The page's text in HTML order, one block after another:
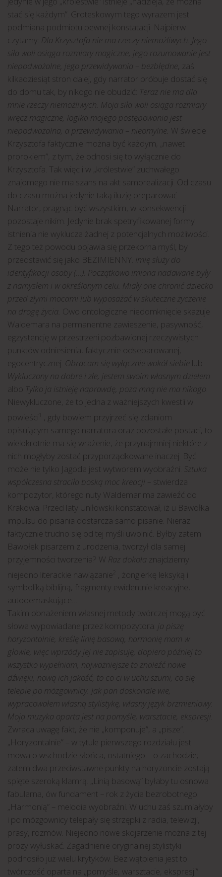
stać się każdym”. Groteskowym tego wyrazem jest
podmiana podmiotu pewnej konstatacji. Najpierw
czytamy: Dla Krzysztofa nie ma rzeczy niemożliwych. Jego
siła woli osiąga rozmiary magiczne, jego rozumowanie jest
niepodważalne, jego przewidywania – bezbłędne , zaś
kilkadziesiąt stron dalej, gdy narrator próbuje dostać się
do domu tak, by nikogo nie obudzić: Teraz nie ma dla
mnie rzeczy niemożliwych. Moja siła woli osiąga rozmiary
wręcz magiczne, logika mojego postępowania jest
niepodważalna, a przewidywania – nieomylne. W świecie
Krzysztofa faktycznie można być każdym, „nawet
prorokiem”, z tym, że odnosi się to wyłącznie do
Krzysztofa. Tak więc i w „królestwie” zuchwałego
znajomego nie ma szans na akt samorealizacji. Od czasu
do czasu można jedynie taką iluzję preparować.
Narrator, pragnąc być wszystkim, w konsekwencji
pozostaje nikim. Jedynie brak spetryfikowanej formy
istnienia nie wyklucza żadnej z potencjalnych możliwości.
Z tego też powodu pojawia się przekorna myśl, by
przedstawić się jako BEZIMIENNY. Imię służy do
identyfikacji osoby (…). Początkowo imiona nadawane były
z namysłem i w określonym celu. Miały one chronić dziecko
przed złymi mocami lub wyposażać w skuteczne życzenie
na drogę życia. Owo ontologiczne niedomknięcie skazuje
Waldemara na permanentne zawieszenie, pasywność,
egzystencję w przestrzeni pozbawionej rzeczywistych
punktów odniesienia, faktycznie odseparowanej,
egocentrycznej: Obracam się wyłącznie wokół siebie lub
Wykluczony na dobre i złe, jestem swoim własnym dziełem
albo Tylko ja istnieję naprawdę, poza mną nie ma nikogo
Niewykluczone, że to jedna z ważniejszych kwestii w
powieści
, gdy bowiem przyjrzeć się zdaniom
opisującym samego narratora oraz pozostałe postaci, to
wielokrotnie ma się wrażenie, że przynajmniej niektóre z
nich mogłyby zostać przyporządkowane inaczej. Być
może nie tylko Jagoda jest wytworem wyobraźni. Sztuka
współczesna straciła boską moc kreacji – stwierdza
kompozytor, którego nuty Waldemar ma zawieźć do
Krakowa. Przed laty Uniłowski konstatował, iż u Bawołka
impulsu do pisania dostarcza samo pisanie. Nieraz
faktycznie trudno się od tej myśli uwolnić. Byłby zatem
Bawołek pisarzem z urodzenia, tworzył dla samej
przyjemności tworzenia? W Raz dokoła znajdziemy
niejedno literackie nawiązanie
, żonglerkę leksyką i
symboliką biblijną, fragmenty ewidentnie kreacyjne,
autodemaskujące…
Takim obnażeniem własnej metody twórczej mogą być
słowa wypowiadane przez kompozytora: ja piszę
horyzontalnie, kreślę linię basową, harmonię mam w
głowie, więc wprzódy jej nie zapisuję, dopiero później to
wszystko wypełniam, najważniejsze to znaleźć nowe
dźwięki, nową ich jakość, to co ci w uchu szumi, co się
telepie po mózgownicy. Jak pan doskonale wie,
wypracowałem własną stylistykę, własny język brzmieniowy.
Moja muzyka oparta jest na pomyśle, warsztacie, ekspresji.
Zwraca uwagę fakt, że nie „komponuje”, a „pisze”.
„Horyzontalnie” – w tytule pierwszego rozdziału jest
mowa o wschodzie słońca, ostatniego – o zachodzie;
zatem dwa przeciwstawne punkty na horyzoncie zostają
spięte szeroką klamrą. „Linią basową” byłaby tu osnowa
fabularna, ów fundament – rok z życia bezrobotnego.
„Harmonią” – melodia wyobraźni. W uchu zaś szumiałyby
i po mózgownicy telepały się strzępki z radia, telewizji,
prasy, rozmów. Niejedno nowe skojarzenie można z tej
prozy wyłuskać. Zagadnienie oryginalnej stylistyki
podnosiło już wielu krytyków. Bez wątpienia jest to
twórczość oparta na „pomyśle, warsztacie, ekspresji”.